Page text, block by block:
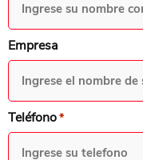
Empresa
Teléfono*